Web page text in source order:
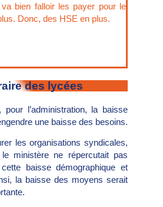
bien falloir les payer pour le
Donc, des HSE en plus.
des lycées
l’administration, la baisse
une baisse des besoins.
les organisations syndicales,
ministère ne répercutait pas
baisse démographique et
la baisse des moyens serait